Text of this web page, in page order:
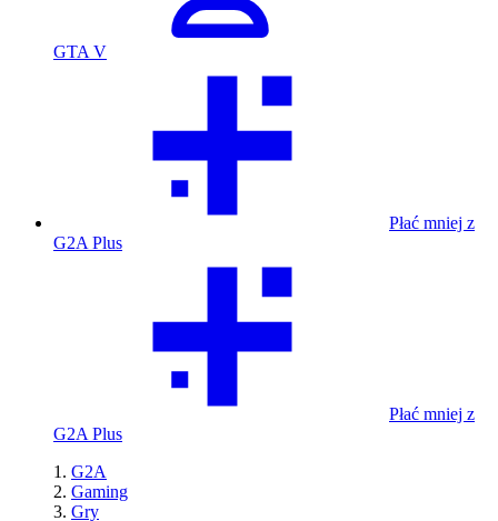
GTA V
Płać mniej z
G2A Plus
Płać mniej z
G2A Plus
G2A
Gaming
Gry